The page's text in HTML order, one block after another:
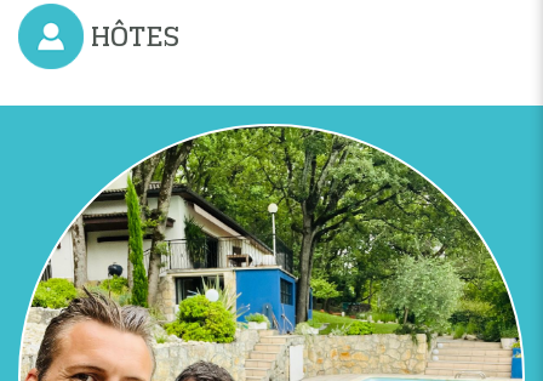
HÔTES